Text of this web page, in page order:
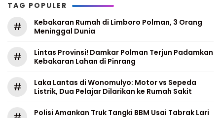
TAG POPULER
#
Kebakaran Rumah di Limboro Polman, 3 Orang
Meninggal Dunia
#
Lintas Provinsi! Damkar Polman Terjun Padamkan
Kebakaran Lahan di Pinrang
#
Laka Lantas di Wonomulyo: Motor vs Sepeda
Listrik, Dua Pelajar Dilarikan ke Rumah Sakit
Polisi Amankan Truk Tangki BBM Usai Tabrak Lari